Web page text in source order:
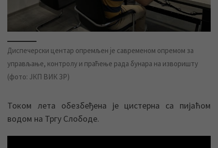
Диспечерски центар опремљен је савременом опремом за
управљање, контролу и праћење рада бунара на изворишту
(фото: ЈКП ВИК ЗР)
Током лета обезбеђена је цистерна са пијаћом
водом на Тргу Слободе.